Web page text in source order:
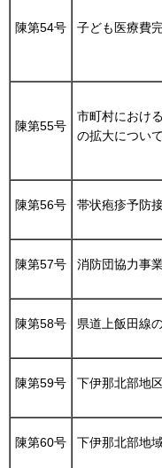
陳第54号 子ども医療費
陳第55号
市町村におけ
の拡大について
陳第56号 帯状疱疹予防
陳第57号 消防団協力事
陳第58号 県道上飯田線
陳第59号 下伊那北部地
陳第60号 下伊那北部地